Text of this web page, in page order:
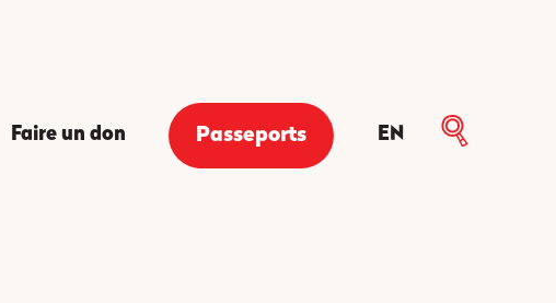
Faire un don Passeports EN